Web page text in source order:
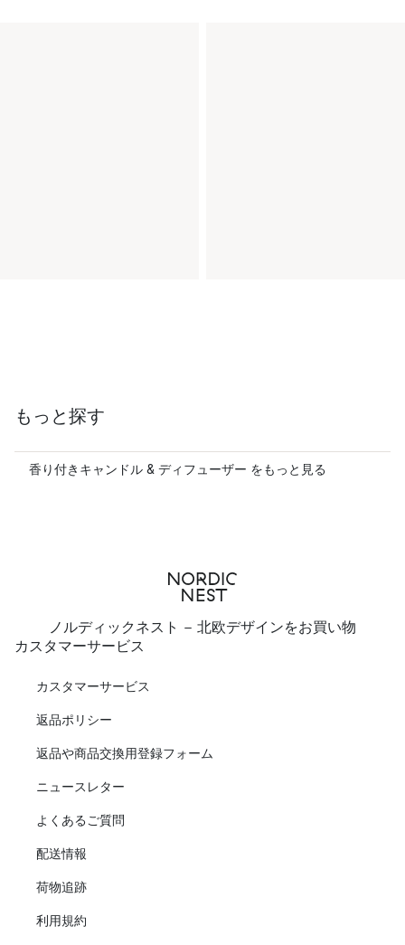
もっと探す
香り付きキャンドル & ディフューザー をもっと見る
ノルディックネスト - 北欧デザインをお買い物
カスタマーサービス
カスタマーサービス
返品ポリシー
返品や商品交換用登録フォーム
ニュースレター
よくあるご質問
配送情報
荷物追跡
利用規約